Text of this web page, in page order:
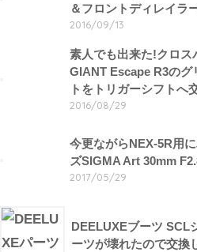
＆フロントディレイラ
2016/09/13
素人でも出来た!クロス
GIANT Escape R3のグ
トをトリガーシフトへ
2016/08/29
今更ながらNEX-5R用
ズSIGMA Art 30mm
2017/05/29
DEELUXEブーツ SCL
ーツが壊れたので交換